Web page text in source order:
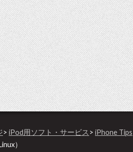
> iPod用ソフト・サービス > iPhone Tips
）